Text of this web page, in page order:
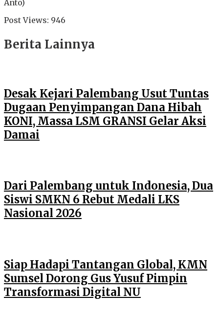
Anto)
Post Views: 946
Berita Lainnya
Desak Kejari Palembang Usut Tuntas
Dugaan Penyimpangan Dana Hibah
KONI, Massa LSM GRANSI Gelar Aksi
Damai
Dari Palembang untuk Indonesia, Dua
Siswi SMKN 6 Rebut Medali LKS
Nasional 2026
Siap Hadapi Tantangan Global, KMN
Sumsel Dorong Gus Yusuf Pimpin
Transformasi Digital NU